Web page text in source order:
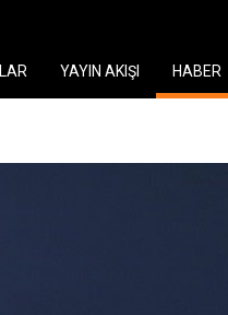
YAYIN AKIŞI HABER